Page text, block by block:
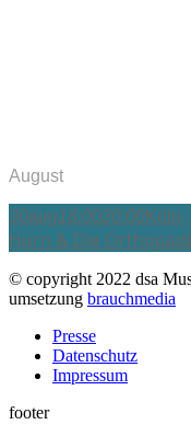
August
30aug18:0020:00
Horn & Die
© copyright 2022 dsa
umsetzung brauchmedia
Presse
Datenschutz
Impressum
footer